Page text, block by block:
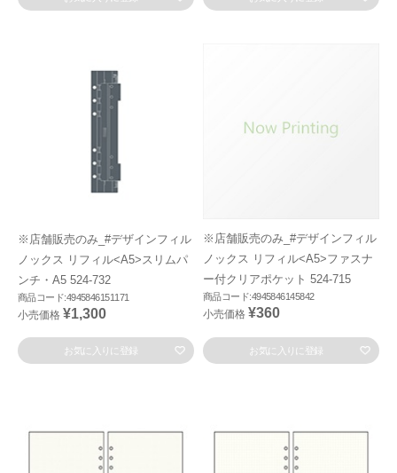
※店舗販売のみ_#デザインフィル
ノックス リフィル<A5>スリムパ
ンチ・A5 524-732
商品コード:4945846151171
小売価格 ¥1,300
お気に入りに登録
※店舗販売のみ_#デザインフィル
ノックス リフィル<A5>ファスナ
ー付クリアポケット 524-715
商品コード:4945846145842
小売価格 ¥360
お気に入りに登録